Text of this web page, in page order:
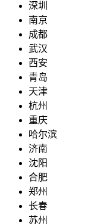
深圳
南京
成都
武汉
西安
青岛
天津
杭州
重庆
哈尔滨
济南
沈阳
合肥
郑州
长春
苏州